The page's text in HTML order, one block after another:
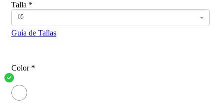
Talla *
05
Guía de Tallas
Color *